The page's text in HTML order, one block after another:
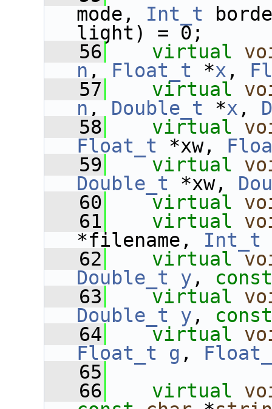
mode, Int_t
light) = 0;
   56
virtual
n , Float_t *x ,
   57
virtual
n , Double_t *x ,
   58
virtual
Float_t *xw,
   59
virtual
Double_t *xw,
   60
virtual
   61
virtual
*filename, Int_t
   62
virtual
Double_t
y , const
   63
virtual
Double_t
y , const
   64
virtual
Float_t
g ,
   65
   66
virtual